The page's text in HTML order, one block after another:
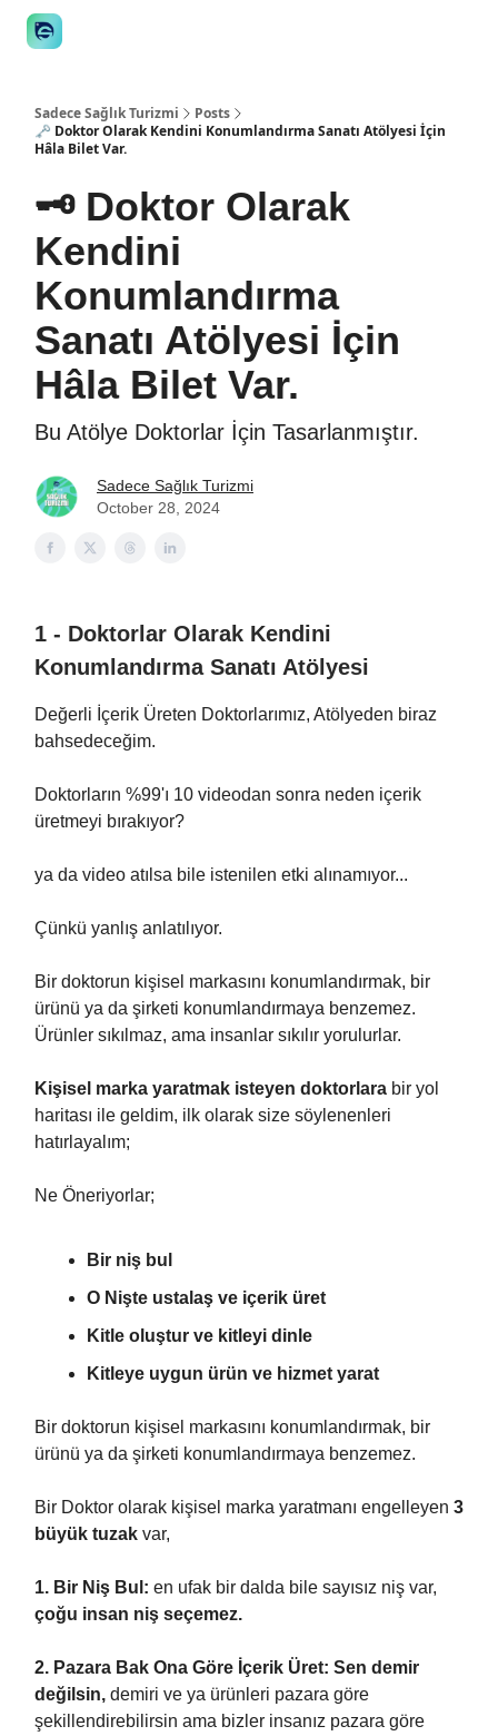
Sadece Sağlık Turizmi
Posts
🗝️ Doktor Olarak Kendini Konumlandırma Sanatı Atölyesi İçin
Hâla Bilet Var.
🗝️ Doktor Olarak
Kendini
Konumlandırma
Sanatı Atölyesi İçin
Hâla Bilet Var.
Bu Atölye Doktorlar İçin Tasarlanmıştır.
Sadece Sağlık Turizmi
October 28, 2024
1 - Doktorlar Olarak Kendini
Konumlandırma Sanatı Atölyesi
Değerli İçerik Üreten Doktorlarımız, Atölyeden biraz
bahsedeceğim.
Doktorların %99'ı 10 videodan sonra neden içerik
üretmeyi bırakıyor?
ya da video atılsa bile istenilen etki alınamıyor...
Çünkü yanlış anlatılıyor.
Bir doktorun kişisel markasını konumlandırmak, bir
ürünü ya da şirketi konumlandırmaya benzemez.
Ürünler sıkılmaz, ama insanlar sıkılır yorulurlar.
Kişisel marka yaratmak isteyen doktorlara bir yol
haritası ile geldim, ilk olarak size söylenenleri
hatırlayalım;
Ne Öneriyorlar;
Bir niş bul
O Nişte ustalaş ve içerik üret
Kitle oluştur ve kitleyi dinle
Kitleye uygun ürün ve hizmet yarat
Bir doktorun kişisel markasını konumlandırmak, bir
ürünü ya da şirketi konumlandırmaya benzemez.
Bir Doktor olarak kişisel marka yaratmanı engelleyen 3
büyük tuzak var,
1. Bir Niş Bul: en ufak bir dalda bile sayısız niş var,
çoğu insan niş seçemez.
2. Pazara Bak Ona Göre İçerik Üret: Sen demir
değilsin, demiri ve ya ürünleri pazara göre
şekillendirebilirsin ama bizler insanız pazara göre